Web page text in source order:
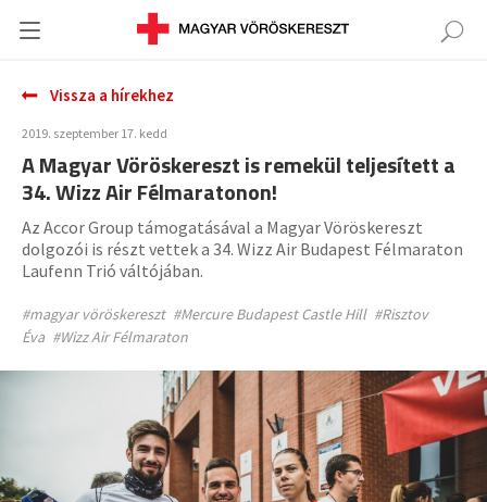
Vissza a hírekhez
2019. szeptember 17. kedd
A Magyar Vöröskereszt is remekül teljesített a
34. Wizz Air Félmaratonon!
Az Accor Group támogatásával a Magyar Vöröskereszt
dolgozói is részt vettek a 34. Wizz Air Budapest Félmaraton
Laufenn Trió váltójában.
#magyar vöröskereszt #Mercure Budapest Castle Hill #Risztov
Éva #Wizz Air Félmaraton